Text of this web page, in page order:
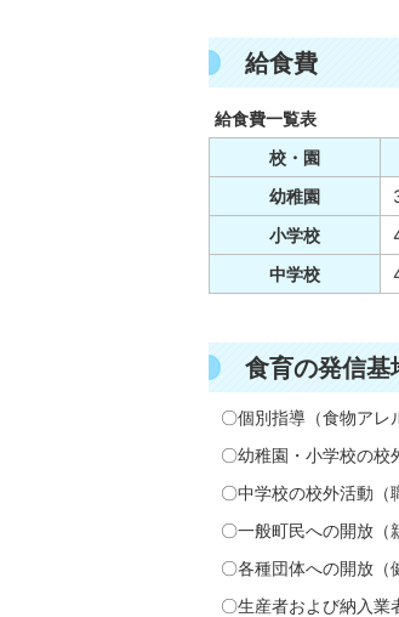
給食費
給食費一覧表
校・園
幼稚園
小学校
中学校
食育の発信基
〇個別指導（食物アレ
〇幼稚園・小学校の校
〇中学校の校外活動（
〇一般町民への開放（
〇各種団体への開放（
〇生産者および納入業